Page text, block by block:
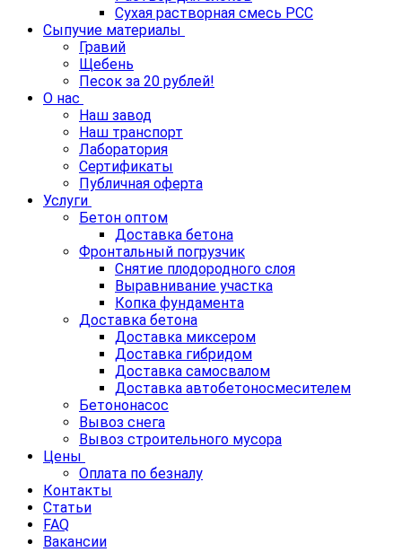
Сухая растворная смесь РСС
Сыпучие материалы
Гравий
Щебень
Песок за 20 рублей!
О нас
Наш завод
Наш транспорт
Лаборатория
Сертификаты
Публичная оферта
Услуги
Бетон оптом
Доставка бетона
Фронтальный погрузчик
Снятие плодородного слоя
Выравнивание участка
Копка фундамента
Доставка бетона
Доставка миксером
Доставка гибридом
Доставка самосвалом
Доставка автобетоносмесителем
Бетононасос
Вывоз снега
Вывоз строительного мусора
Цены
Оплата по безналу
Контакты
Статьи
FAQ
Вакансии